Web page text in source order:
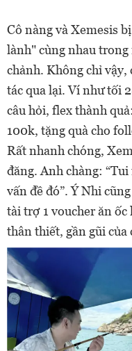
Cô nàng và Xemesis
lành" cùng nhau
chảnh. Không chỉ
tác qua lại. Ví như tối
câu hỏi, flex thành
100k, tặng quà cho
Rất nhanh chóng,
đăng. Anh chàng:
vấn đề đó”. Ý Nhi
tài trợ 1 voucher ăn ốc
thân thiết, gần gũi của